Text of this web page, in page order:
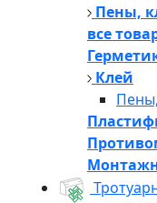
Пены,
все
Клей